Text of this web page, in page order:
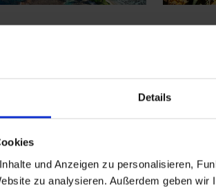
Details
und Anzeigen zu personalisieren,
zu analysieren. Außerdem geben
Pazifischen Ozean und dank des
Zentrum mit der
Markt. Unter dem 2000m hohen
Landschaften.